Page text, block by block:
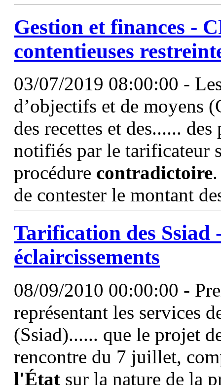
Gestion et finances -
contentieuses
03/07/2019 08:00:00 -
d’objectifs et de moyens
des recettes et des......
notifiés par le tarificateur
procédure contradictoire
de contester le montant
Tarification des Ssiad
éclaircissements
08/09/2010 00:00:00 -
représentant les services
(Ssiad)...... que le projet
rencontre du 7 juillet,
l'État sur la nature de la